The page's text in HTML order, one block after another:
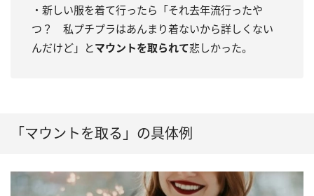
・新しい服を着て行ったら「それ去年流行ったや
つ？ 私プチプラはあんまり着ないから詳しくない
んだけど」とマウントを取られて悲しかった。
「マウントを取る」の具体例